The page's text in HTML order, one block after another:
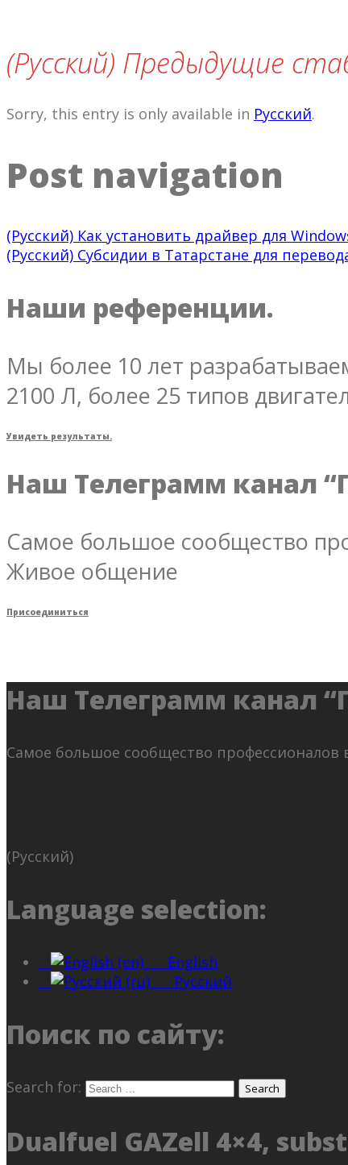
(Русский) Предыдущие
Sorry, this entry is only available in Русский.
Post navigation
(Русский) Как установить драйвер для
(Русский) Субсидии в Татарстане для
Наши референции.
Мы более 10 лет
2100 Л, более 25 типов
Увидеть результаты.
Наш Телеграмм канал
Самое большое сообщество
Живое общение
Присоединиться
Наш Телеграмм канал
Самое большое сообщество
(Русский)
Language selection:
English
Русский
Поиск по сайту:
Search for:
Dualfuel GAZell 4×4,